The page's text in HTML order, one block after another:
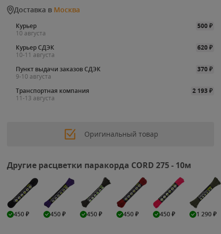
Доставка в Москва
Курьер 500₽
10 августа
Курьер СДЭК
620₽
10-11 августа
Пункт выдачи заказов СДЭК
370₽
9-10 августа
Транспортная компания
2 193₽
11-13 августа
Оригинальный товар
Другие расцветки паракорда CORD 275 - 10м
450₽ 450₽ 450₽ 450₽ 450₽ 1 290₽